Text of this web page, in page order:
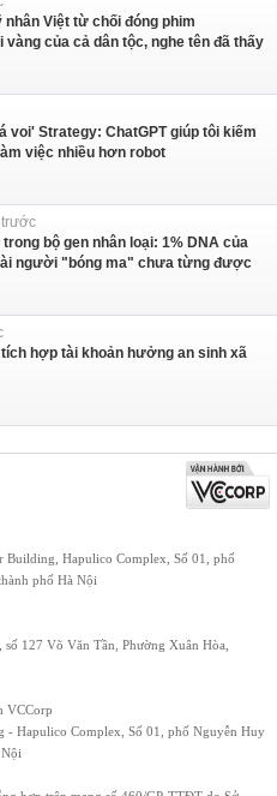
nhân Việt từ chối đóng phim
vàng của cả dân tộc, nghe tên đã thấy
voi' Strategy: ChatGPT giúp tôi kiếm
việc nhiều hơn robot
bộ gen nhân loại: 1% DNA của
người "bóng ma" chưa từng được
tích hợp tài khoản hưởng an sinh xã
Building, Hapulico Complex, Số 01, phố
phố Hà Nội
127 Võ Văn Tần, Phường Xuân Hòa,
VCCorp
- Hapulico Complex, Số 01, phố Nguyễn Huy